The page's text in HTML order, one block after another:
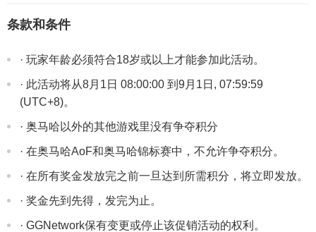
条款和条件
· 玩家年龄必须符合18岁或以上才能参加此活动。
· 此活动将从8月1日 08:00:00 到9月1日, 07:59:59
(UTC+8)。
· 奥马哈以外的其他游戏里没有争夺积分
· 在奥马哈AoF和奥马哈锦标赛中，不允许争夺积分。
· 在所有奖金发放完之前一旦达到所需积分，将立即发放。
· 奖金先到先得，发完为止。
· GGNetwork保有变更或停止该促销活动的权利。